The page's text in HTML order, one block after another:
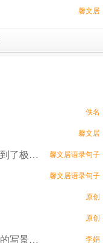
馨文居
佚名
馨文居
馨文居语录句子
作家笔下的这12句话，把「意难平」写到了极致！
馨文居语录句子
原创
原创
李娟
名著《静静的顿河》里25个田园牧歌式的写景名句摘抄